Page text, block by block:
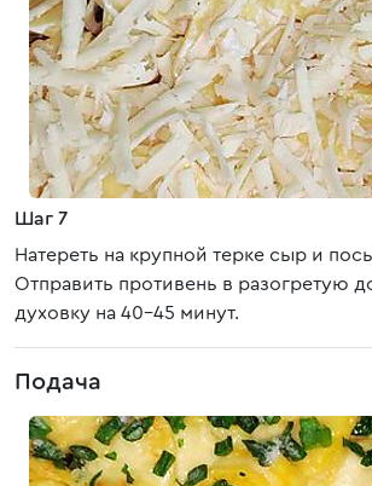
Шаг 7
Натереть на крупной терке сыр и
Отправить противень в разогретую
духовку на 40-45 минут.
Подача